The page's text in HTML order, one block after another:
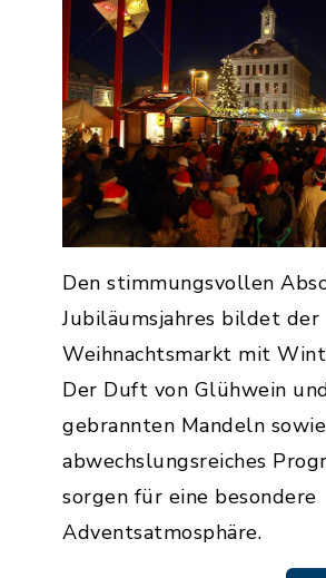
Den stimmungsvollen
Jubiläumsjahres bildet der
Weihnachtsmarkt mit
Der Duft von Glühwein
gebrannten Mandeln
abwechslungsreiches
sorgen für eine besondere
Adventsatmosphäre.